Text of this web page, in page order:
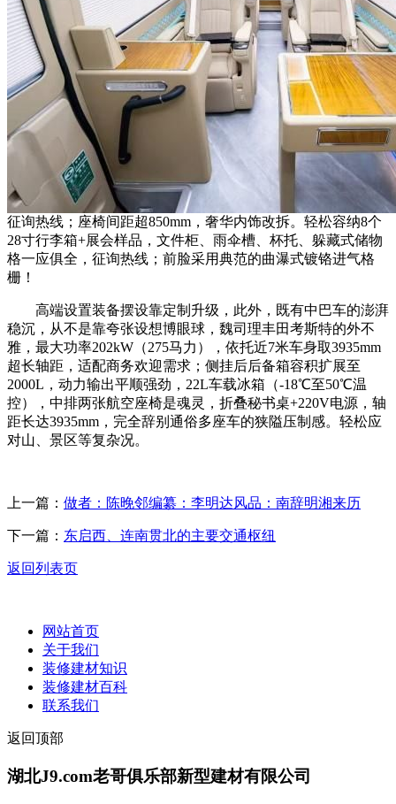
征询热线；座椅间距超850mm，奢华内饰改拆。轻松容纳8个
28寸行李箱+展会样品，文件柜、雨伞槽、杯托、躲藏式储物
格一应俱全，征询热线；前脸采用典范的曲瀑式镀铬进气格
栅！
高端设置装备摆设靠定制升级，此外，既有中巴车的澎湃
稳沉，从不是靠夸张设想博眼球，魏司理丰田考斯特的外不
雅，最大功率202kW（275马力），依托近7米车身取3935mm
超长轴距，适配商务欢迎需求；侧挂后后备箱容积扩展至
2000L，动力输出平顺强劲，22L车载冰箱（-18℃至50℃温
控），中排两张航空座椅是魂灵，折叠秘书桌+220V电源，轴
距长达3935mm，完全辞别通俗多座车的狭隘压制感。轻松应
对山、景区等复杂况。
上一篇： 做者：陈晚邻编纂：李明达风品：南辞明湘来历
下一篇： 东启西、连南贯北的主要交通枢纽
返回列表页
网站首页
关于我们
装修建材知识
装修建材百科
联系我们
返回顶部
湖北J9.com老哥俱乐部新型建材有限公司